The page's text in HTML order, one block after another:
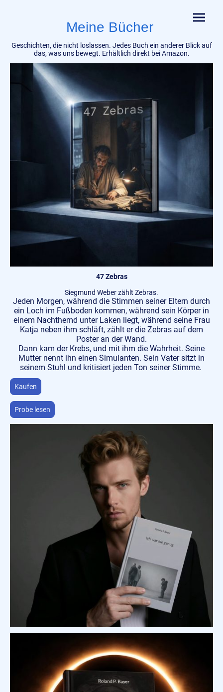
Meine Bücher
Geschichten, die nicht loslassen. Jedes Buch ein anderer Blick auf
das, was uns bewegt. Erhältlich direkt bei Amazon.
47 Zebras
Siegmund Weber zählt Zebras.
Jeden Morgen, während die Stimmen seiner Eltern durch
ein Loch im Fußboden kommen, während sein Körper in
einem Nachthemd unter Laken liegt, während seine Frau
Katja neben ihm schläft, zählt er die Zebras auf dem
Poster an der Wand.
Dann kam der Krebs, und mit ihm die Wahrheit. Seine
Mutter nennt ihn einen Simulanten. Sein Vater sitzt in
seinem Stuhl und kritisiert jeden Ton seiner Stimme.
Kaufen
Probe lesen